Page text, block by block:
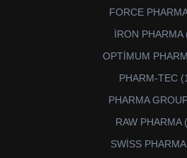
FORCE PHARMA
İRON PHARMA
OPTİMUM
PHARM-TEC
PHARMA
RAW PHARMA
SWİSS PHARMA